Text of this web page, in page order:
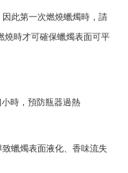
此第一次燃燒蠟燭時，請
燒時才可確保蠟燭表面可平
時，預防瓶器過熱
蠟燭表面液化、香味流失